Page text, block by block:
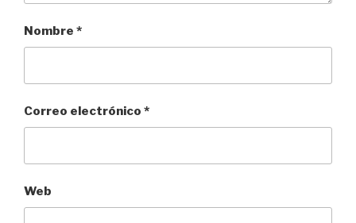
Nombre *
Correo electrónico *
Web